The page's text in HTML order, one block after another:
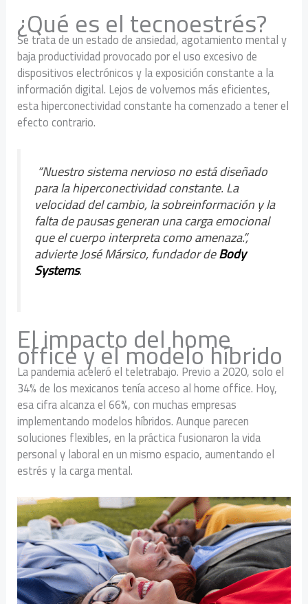
¿Qué es el tecnoestrés?
Se trata de un estado de ansiedad, agotamiento mental y
baja productividad provocado por el uso excesivo de
dispositivos electrónicos y la exposición constante a la
información digital. Lejos de volvernos más eficientes,
esta hiperconectividad constante ha comenzado a tener el
efecto contrario.
“Nuestro sistema nervioso no está diseñado
para la hiperconectividad constante. La
velocidad del cambio, la sobreinformación y la
falta de pausas generan una carga emocional
que el cuerpo interpreta como amenaza.”,
advierte José Mársico, fundador deBody
Systems.
El impacto del home
office y el modelo híbrido
La pandemia aceleró el teletrabajo. Previo a 2020, solo el
34% de los mexicanos tenía acceso al home office. Hoy,
esa cifra alcanza el 66%, con muchas empresas
implementando modelos híbridos. Aunque parecen
soluciones flexibles, en la práctica fusionaron la vida
personal y laboral en un mismo espacio, aumentando el
estrés y la carga mental.